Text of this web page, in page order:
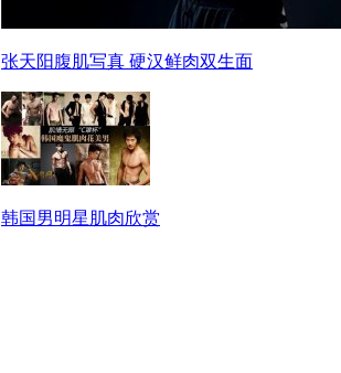
张天阳腹肌写真 硬汉鲜肉双生面
韩国男明星肌肉欣赏